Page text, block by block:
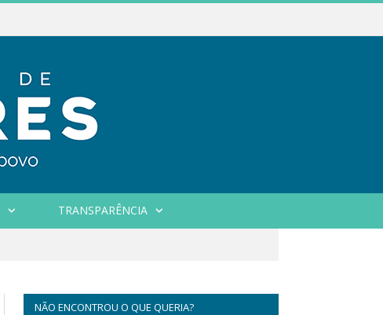
TRANSPARÊNCIA
NÃO ENCONTROU O QUE QUERIA?